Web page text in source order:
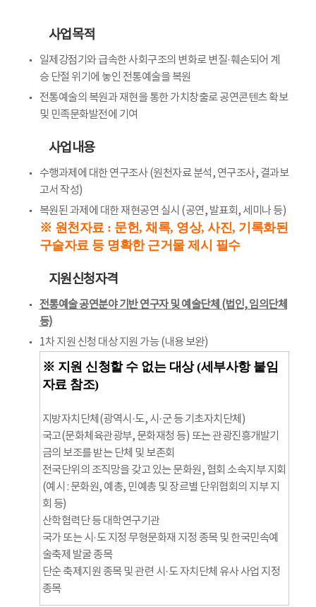
사업목적
일제강점기와 급속한 사회구조의 변화로 변질·훼손되어 계
승 단절 위기에 놓인 전통예술을 복원
전통예술의 복원과 재현을 통한 가치창출로 공연콘텐츠 확보
및 민족문화발전에 기여
사업내용
수행과제에 대한 연구조사 (원천자료 분석, 연구조사, 결과보
고서 작성)
복원된 과제에 대한 재현공연 실시 (공연, 발표회, 세미나 등)
※ 원천자료 : 문헌, 채록, 영상, 사진, 기록화된
구술자료 등 명확한 근거물 제시 필수
지원신청자격
전통예술 공연분야 기반 연구자 및 예술단체 (법인, 임의단체
등)
1차 지원 신청 대상 지원 가능 (내용 보완)
※ 지원 신청할 수 없는 대상 (세부사항 붙임
자료 참조)
지방자치단체(광역시·도, 시·군 등 기초자치단체)
국고(문화체육관광부, 문화재청 등) 또는 관광진흥개발기
금의 보조를 받는 단체 및 보존회
전국단위의 조직망을 갖고 있는 문화원, 협회 소속지부 지회
(예시 : 문화원, 예총, 민예총 및 장르별 단위협회의 지부 지
회 등)
산학협력단 등 대학연구기관
국가 또는 시·도 지정 무형문화재 지정 종목 및 한국민속예
술축제 발굴 종목
단순 축제지원 종목 및 관련 시·도 자치단체 유사 사업 지정
종목